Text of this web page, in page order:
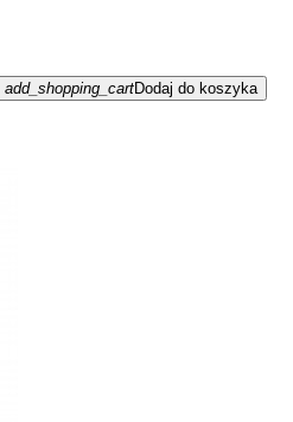
add_shopping_cartDodaj do koszyka